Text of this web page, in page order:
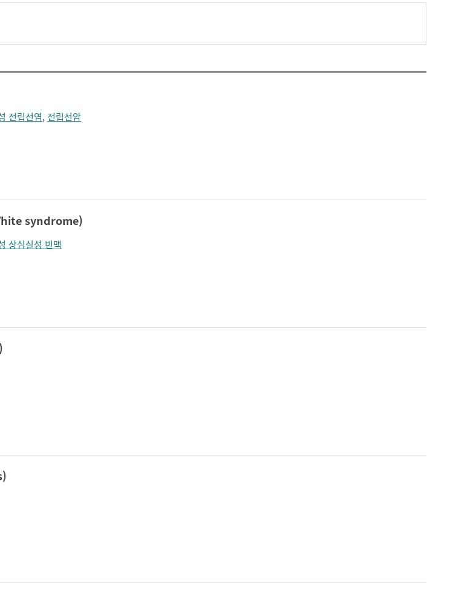
언어장애 얼굴 중심선이 안맞음
얼굴 한쪽의 반점
끈거림
어짐 턱끝이 커보임 턱의 통증
편두통
전립선염, 전립선암
syndrome)
상심실성 빈맥